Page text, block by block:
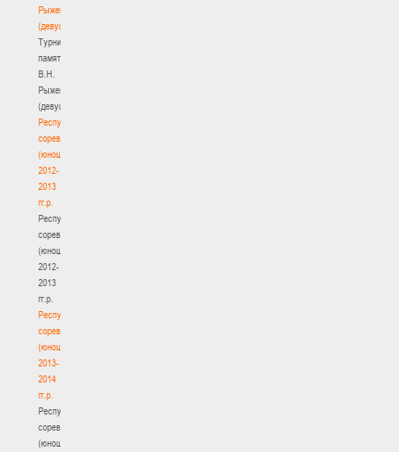
Рыженкова
(девушки)
Турнир
памяти
В.Н.
Рыженкова
(девушки)
Республиканские
соревнования
(юноши)
2012-
2013
гг.р.
Республиканские
соревнования
(юноши)
2012-
2013
гг.р.
Республиканские
соревнования
(юноши)
2013-
2014
гг.р.
Республиканские
соревнования
(юноши)